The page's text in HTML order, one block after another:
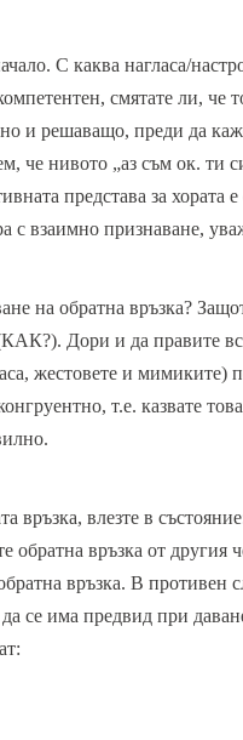
С каква нагласа/
смятате ли, че
и решаващо, преди да
че нивото „аз съм ок. ти
представа за хората
с взаимно признаване,
на обратна връзка?
Дори и да правите
жестовете и мимиките)
т.е. казвате
връзка, влезте в
обратна връзка от
връзка. В противен
се има предвид при